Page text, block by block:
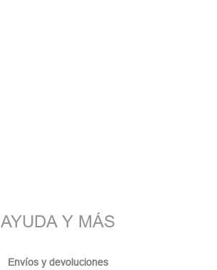
AYUDA Y MÁS
Envíos y devoluciones